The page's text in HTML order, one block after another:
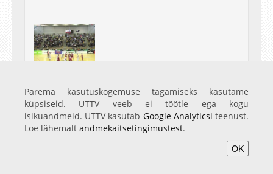
02.05.07
Parema kasutuskogemuse tagamiseks kasutame
küpsiseid. UTTV veeb ei töötle ega kogu
isikuandmeid. UTTV kasutab Google Analyticsi teenust.
Loe lähemalt andmekaitsetingimustest.
OK